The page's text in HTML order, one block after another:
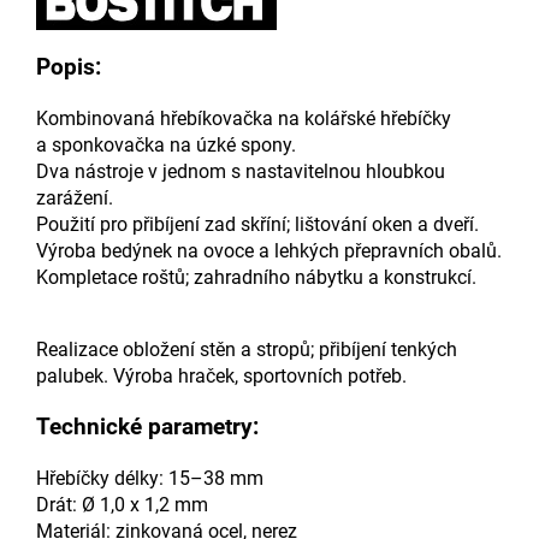
Popis:
Kombinovaná hřebíkovačka na kolářské hřebíčky
a sponkovačka na úzké spony.
Dva nástroje v jednom s nastavitelnou hloubkou
zarážení.
Použití pro přibíjení zad skříní; lištování oken a dveří.
Výroba bedýnek na ovoce a lehkých přepravních obalů.
Kompletace roštů; zahradního nábytku a konstrukcí.
Realizace obložení stěn a stropů; přibíjení tenkých
palubek. Výroba hraček, sportovních potřeb.
Technické parametry:
Hřebíčky délky: 15–38 mm
Drát: Ø 1,0 x 1,2 mm
Materiál: zinkovaná ocel, nerez